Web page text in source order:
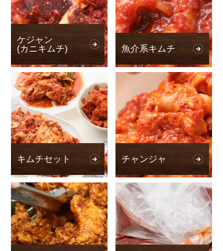
ケジャン
(カニキムチ)
魚介系キムチ
キムチセット チャンジャ